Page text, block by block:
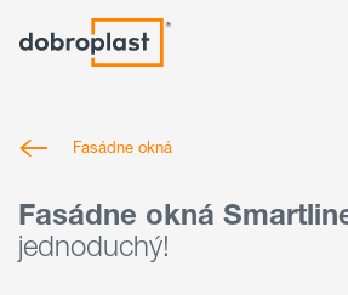
Fasádne okná
Fasádne okná
jednoduchý!